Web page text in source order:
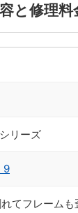
と修理
リーズ
9
てフレームも